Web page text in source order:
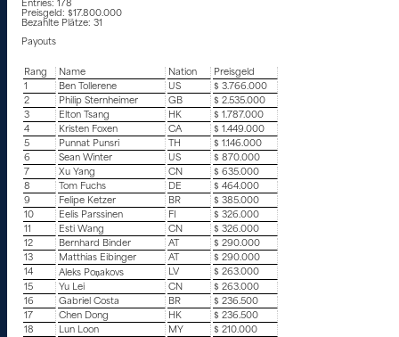
Entries: 178
Preisgeld: $17.800.000
Bezahlte Plätze: 31
Payouts
Rang Name Nation
Preisgeld
1
Ben Tollerene US
$ 3.766.000
2
Philip Sternheimer GB
$ 2.535.000
3
Elton Tsang HK
$ 1.787.000
4
Kristen Foxen CA
$ 1.449.000
5
Punnat Punsri TH
$ 1.146.000
6
Sean Winter US
$ 870.000
7
Xu Yang CN
$ 635.000
8
Tom Fuchs DE
$ 464.000
9
Felipe Ketzer BR
$ 385.000
10
Eelis Parssinen FI
$ 326.000
11
Esti Wang CN
$ 326.000
12
Bernhard Binder AT
$ 290.000
13
Matthias Eibinger AT
$ 290.000
14
Aleks Poņakovs LV
$ 263.000
15
Yu Lei CN
$ 263.000
16
Gabriel Costa BR
$ 236.500
17
Chen Dong HK
$ 236.500
18
Lun Loon MY
$ 210.000